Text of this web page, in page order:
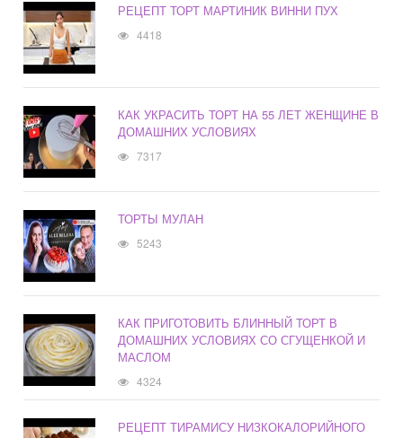
РЕЦЕПТ ТОРТ МАРТИНИК ВИННИ ПУХ
4418
КАК УКРАСИТЬ ТОРТ НА 55 ЛЕТ ЖЕНЩИНЕ В
ДОМАШНИХ УСЛОВИЯХ
7317
ТОРТЫ МУЛАН
5243
КАК ПРИГОТОВИТЬ БЛИННЫЙ ТОРТ В
ДОМАШНИХ УСЛОВИЯХ СО СГУЩЕНКОЙ И
МАСЛОМ
4324
РЕЦЕПТ ТИРАМИСУ НИЗКОКАЛОРИЙНОГО